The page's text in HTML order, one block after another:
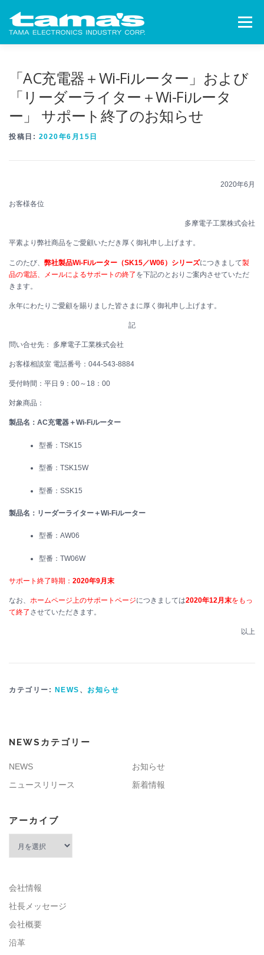
メニュー
サポート 会社情報
「AC充電器＋Wi-Fiルーター」および
「リーダーライター＋Wi-Fiルータ
ー」 サポート終了のお知らせ
投稿日: 2020年6月15日
2020年6月
お客様各位
多摩電子工業株式会社
平素より弊社商品をご愛顧いただき厚く御礼申し上げます。
このたび、 弊社製品Wi-Fiルーター（SK15／W06）シリーズにつきまして製
品の電話、メールによるサポートの終了 を下記のとおりご案内させていただ
きます。
永年にわたりご愛顧を賜りました皆さまに厚く御礼申し上げます。
記
問い合せ先： 多摩電子工業株式会社
お客様相談室 電話番号：044-543-8884
受付時間：平日 9：00～18：00
対象商品：
製品名：AC充電器＋Wi-Fiルーター
型番：TSK15
型番：TSK15W
型番：SSK15
製品名：リーダーライター＋Wi-Fiルーター
型番：AW06
型番：TW06W
サポート終了時期： 2020年9月末
なお、 ホームページ上のサポートページにつきましては2020年12月末をもっ
て終了 させていただきます。
以上
カテゴリー: NEWS 、 お知らせ
NEWSカテゴリー
NEWS
お知らせ
ニュースリリース
新着情報
アーカイブ
会社情報
社長メッセージ
会社概要
沿革